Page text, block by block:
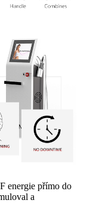
energie přímo do
a